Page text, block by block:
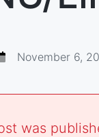
November 6,
was